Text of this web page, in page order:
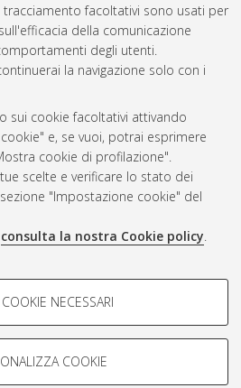
facoltativi sono usati per
della comunicazione
degli utenti.
la navigazione solo con i
sui cookie facoltativi attivando
e, se vuoi, potrai esprimere
cookie di profilazione".
scelte e verificare lo stato dei
"Impostazione cookie" del
consulta la nostra Cookie policy.
-
per analizzare le caratteristiche della
profili in base al loro comportamento
NECESSARI
COOKIE
generata ilSat Aug 8 20:47:47 2026